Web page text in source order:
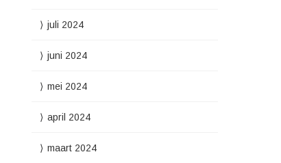
juli 2024
juni 2024
mei 2024
april 2024
maart 2024